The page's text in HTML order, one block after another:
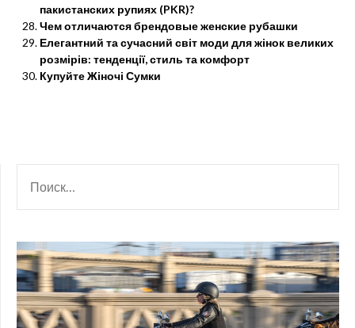
пакистанских рупиях (PKR)?
Чем отличаются брендовые женские рубашки
Елегантний та сучасний світ моди для жінок великих
розмірів: тенденції, стиль та комфорт
Купуйте Жіночі Сумки